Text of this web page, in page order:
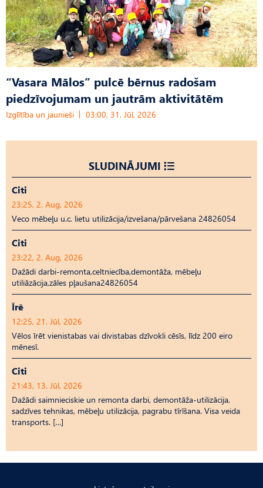
“Vasara Mālos” pulcē bērnus radošam
piedzīvojumam un jautrām aktivitātēm
Izglītība un jaunieši 03:00, 31. Jūl, 2026
SLUDINĀJUMI
Citi
23:25, 2. Aug, 2026
Veco mēbeļu u.c. lietu utilizācija/izvešana/pārvešana 24826054
Citi
23:22, 2. Aug, 2026
Dažādi darbi-remonta,celtniecība,demontāža, mēbeļu
utiliāzācija,zāles pļaušana24826054
Īrē
12:25, 21. Jūl, 2026
Vēlos īrēt vienistabas vai divistabas dzīvokli cēsīs, līdz 200 eiro
mēnesī.
Citi
21:43, 13. Jūl, 2026
Dažādi saimnieciskie un remonta darbi, demontāža-utilizācija,
sadzīves tehnikas, mēbeļu utilizācija, pagrabu tīrīšana. Visa veida
transports. […]